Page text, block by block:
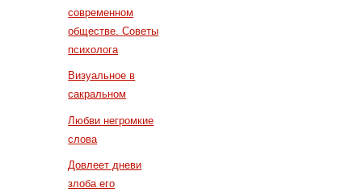
современном
обществе. Советы
психолога
Визуальное в
сакральном
Любви негромкие
слова
Довлеет дневи
злоба его